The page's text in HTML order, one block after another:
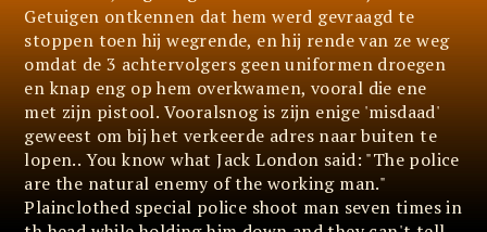
Getuigen ontkennen dat hem werd gevraagd te
stoppen toen hij wegrende, en hij rende van ze weg
omdat de 3 achtervolgers geen uniformen droegen
en knap eng op hem overkwamen, vooral die ene
met zijn pistool. Vooralsnog is zijn enige 'misdaad'
geweest om bij het verkeerde adres naar buiten te
lopen.. You know what Jack London said: "The police
are the natural enemy of the working man."
Plainclothed special police shoot man seven times in